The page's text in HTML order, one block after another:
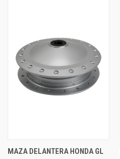
MAZA DELANTERA HONDA GL